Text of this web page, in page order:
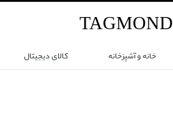
TAGMOND
خانه و آشپزخانه کالای دیجیتال